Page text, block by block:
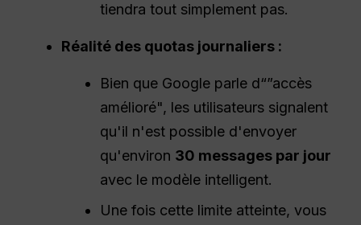
tiendra tout simplement pas.
Réalité des quotas journaliers :
Bien que Google parle d“”accès
amélioré", les utilisateurs signalent
qu'il n'est possible d'envoyer
qu'environ 30 messages par jour
avec le modèle intelligent.
Une fois cette limite atteinte, vous